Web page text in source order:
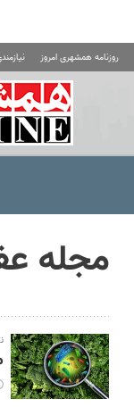
روزنامه همشهری امروز
مجله